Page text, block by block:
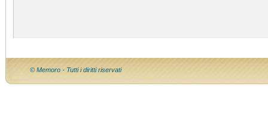
© Memoro - Tutti i diritti riservati